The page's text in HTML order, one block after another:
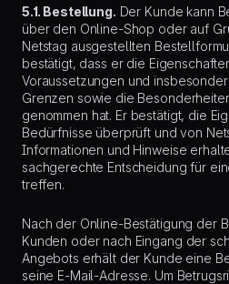
5.1. Bestellung. Der Kunde kann
über den Online-Shop oder auf
Netstag ausgestellten
bestätigt, dass er die
Voraussetzungen und
Grenzen sowie die
genommen hat. Er bestätigt, die
Bedürfnisse überprüft und von
Informationen und Hinweise
sachgerechte Entscheidung für
treffen.
Nach der Online-Bestätigung der
Kunden oder nach Eingang der
Angebots erhält der Kunde eine
seine E-Mail-Adresse. Um